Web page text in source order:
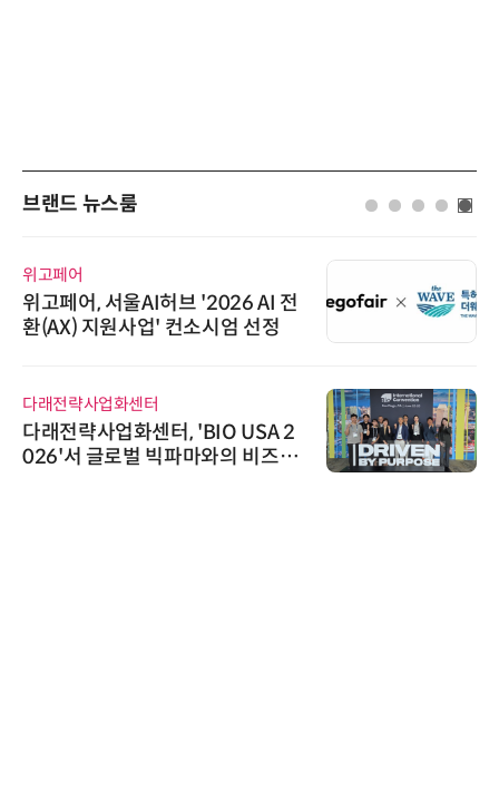
브랜드 뉴스룸
위고페어
위고페어, 서울AI허브 '2026 AI 전
환(AX) 지원사업' 컨소시엄 선정
다래전략사업화센터
다래전략사업화센터, 'BIO USA 2
026'서 글로벌 빅파마와의 비즈니